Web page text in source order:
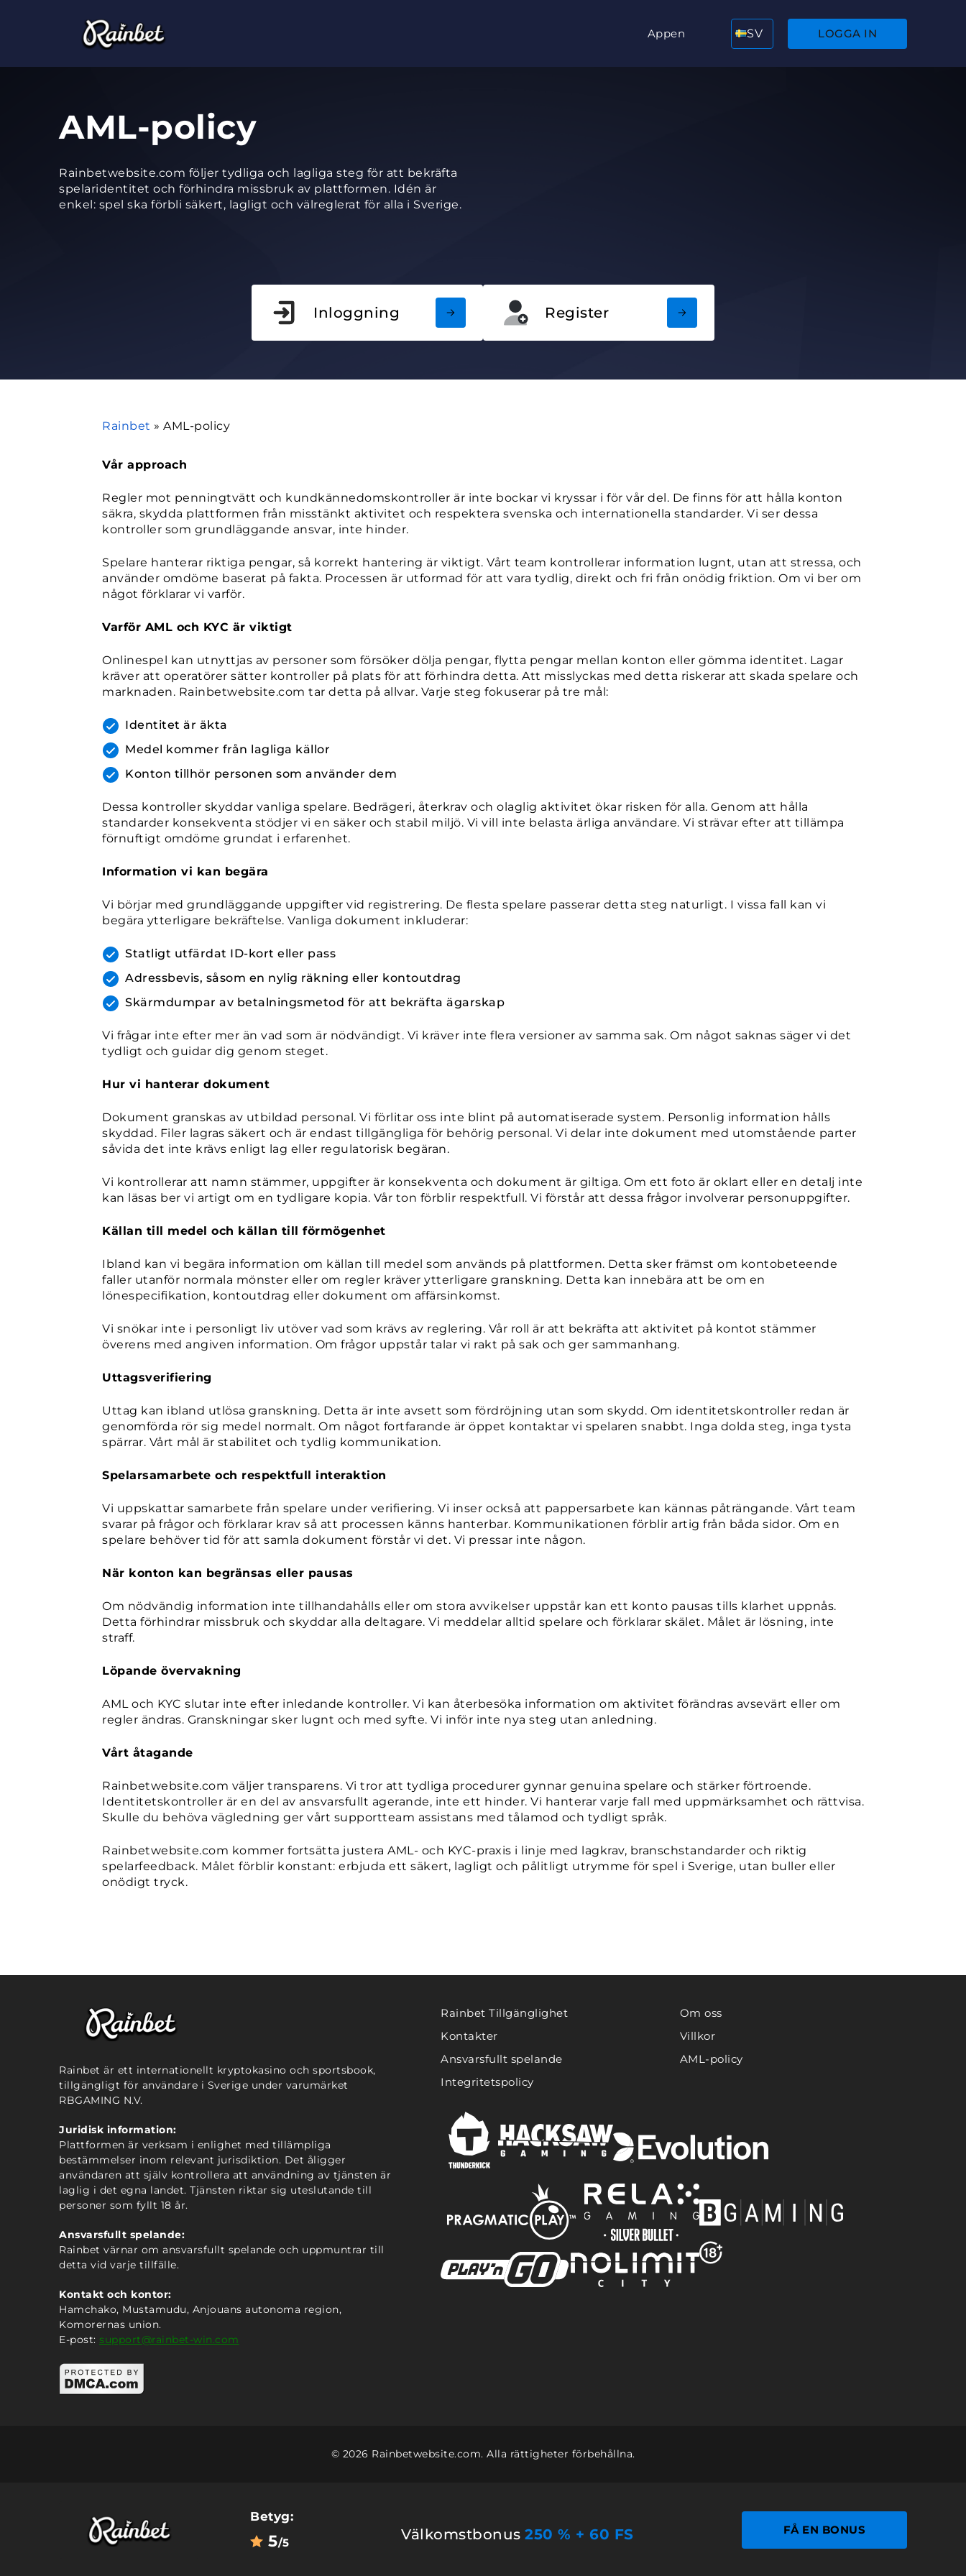
Appen SV LOGGA IN
AML-policy
Rainbetwebsite.com följer tydliga och lagliga steg för att bekräfta
spelaridentitet och förhindra missbruk av plattformen. Idén är
enkel: spel ska förbli säkert, lagligt och välreglerat för alla i Sverige.
Inloggning Register
Rainbet » AML-policy
Vår approach
Regler mot penningtvätt och kundkännedomskontroller är inte bockar vi kryssar i för vår del. De finns för att hålla konton
säkra, skydda plattformen från misstänkt aktivitet och respektera svenska och internationella standarder. Vi ser dessa
kontroller som grundläggande ansvar, inte hinder.
Spelare hanterar riktiga pengar, så korrekt hantering är viktigt. Vårt team kontrollerar information lugnt, utan att stressa, och
använder omdöme baserat på fakta. Processen är utformad för att vara tydlig, direkt och fri från onödig friktion. Om vi ber om
något förklarar vi varför.
Varför AML och KYC är viktigt
Onlinespel kan utnyttjas av personer som försöker dölja pengar, flytta pengar mellan konton eller gömma identitet. Lagar
kräver att operatörer sätter kontroller på plats för att förhindra detta. Att misslyckas med detta riskerar att skada spelare och
marknaden. Rainbetwebsite.com tar detta på allvar. Varje steg fokuserar på tre mål:
Identitet är äkta
Medel kommer från lagliga källor
Konton tillhör personen som använder dem
Dessa kontroller skyddar vanliga spelare. Bedrägeri, återkrav och olaglig aktivitet ökar risken för alla. Genom att hålla
standarder konsekventa stödjer vi en säker och stabil miljö. Vi vill inte belasta ärliga användare. Vi strävar efter att tillämpa
förnuftigt omdöme grundat i erfarenhet.
Information vi kan begära
Vi börjar med grundläggande uppgifter vid registrering. De flesta spelare passerar detta steg naturligt. I vissa fall kan vi
begära ytterligare bekräftelse. Vanliga dokument inkluderar:
Statligt utfärdat ID-kort eller pass
Adressbevis, såsom en nylig räkning eller kontoutdrag
Skärmdumpar av betalningsmetod för att bekräfta ägarskap
Vi frågar inte efter mer än vad som är nödvändigt. Vi kräver inte flera versioner av samma sak. Om något saknas säger vi det
tydligt och guidar dig genom steget.
Hur vi hanterar dokument
Dokument granskas av utbildad personal. Vi förlitar oss inte blint på automatiserade system. Personlig information hålls
skyddad. Filer lagras säkert och är endast tillgängliga för behörig personal. Vi delar inte dokument med utomstående parter
såvida det inte krävs enligt lag eller regulatorisk begäran.
Vi kontrollerar att namn stämmer, uppgifter är konsekventa och dokument är giltiga. Om ett foto är oklart eller en detalj inte
kan läsas ber vi artigt om en tydligare kopia. Vår ton förblir respektfull. Vi förstår att dessa frågor involverar personuppgifter.
Källan till medel och källan till förmögenhet
Ibland kan vi begära information om källan till medel som används på plattformen. Detta sker främst om kontobeteende
faller utanför normala mönster eller om regler kräver ytterligare granskning. Detta kan innebära att be om en
lönespecifikation, kontoutdrag eller dokument om affärsinkomst.
Vi snökar inte i personligt liv utöver vad som krävs av reglering. Vår roll är att bekräfta att aktivitet på kontot stämmer
överens med angiven information. Om frågor uppstår talar vi rakt på sak och ger sammanhang.
Uttagsverifiering
Uttag kan ibland utlösa granskning. Detta är inte avsett som fördröjning utan som skydd. Om identitetskontroller redan är
genomförda rör sig medel normalt. Om något fortfarande är öppet kontaktar vi spelaren snabbt. Inga dolda steg, inga tysta
spärrar. Vårt mål är stabilitet och tydlig kommunikation.
Spelarsamarbete och respektfull interaktion
Vi uppskattar samarbete från spelare under verifiering. Vi inser också att pappersarbete kan kännas påträngande. Vårt team
svarar på frågor och förklarar krav så att processen känns hanterbar. Kommunikationen förblir artig från båda sidor. Om en
spelare behöver tid för att samla dokument förstår vi det. Vi pressar inte någon.
När konton kan begränsas eller pausas
Om nödvändig information inte tillhandahålls eller om stora avvikelser uppstår kan ett konto pausas tills klarhet uppnås.
Detta förhindrar missbruk och skyddar alla deltagare. Vi meddelar alltid spelare och förklarar skälet. Målet är lösning, inte
straff.
Löpande övervakning
AML och KYC slutar inte efter inledande kontroller. Vi kan återbesöka information om aktivitet förändras avsevärt eller om
regler ändras. Granskningar sker lugnt och med syfte. Vi inför inte nya steg utan anledning.
Vårt åtagande
Rainbetwebsite.com väljer transparens. Vi tror att tydliga procedurer gynnar genuina spelare och stärker förtroende.
Identitetskontroller är en del av ansvarsfullt agerande, inte ett hinder. Vi hanterar varje fall med uppmärksamhet och rättvisa.
Skulle du behöva vägledning ger vårt supportteam assistans med tålamod och tydligt språk.
Rainbetwebsite.com kommer fortsätta justera AML- och KYC-praxis i linje med lagkrav, branschstandarder och riktig
spelarfeedback. Målet förblir konstant: erbjuda ett säkert, lagligt och pålitligt utrymme för spel i Sverige, utan buller eller
onödigt tryck.
Betyg:
5/5 Välkomstbonus 250 % + 60 FS FÅ EN BONUS
Rainbet är ett internationellt kryptokasino och sportsbook,
tillgängligt för användare i Sverige under varumärket
RBGAMING N.V.
Juridisk information:
Plattformen är verksam i enlighet med tillämpliga
bestämmelser inom relevant jurisdiktion. Det åligger
användaren att själv kontrollera att användning av tjänsten är
laglig i det egna landet. Tjänsten riktar sig uteslutande till
personer som fyllt 18 år.
Ansvarsfullt spelande:
Rainbet värnar om ansvarsfullt spelande och uppmuntrar till
detta vid varje tillfälle.
Kontakt och kontor:
Hamchako, Mustamudu, Anjouans autonoma region,
Komorernas union.
E-post: support@rainbet-win.com
Rainbet Tillgänglighet
Kontakter
Ansvarsfullt spelande
Integritetspolicy
Om oss
Villkor
AML-policy
© 2026 Rainbetwebsite.com. Alla rättigheter förbehållna.